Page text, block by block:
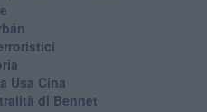
Usa Cina
di Bennet